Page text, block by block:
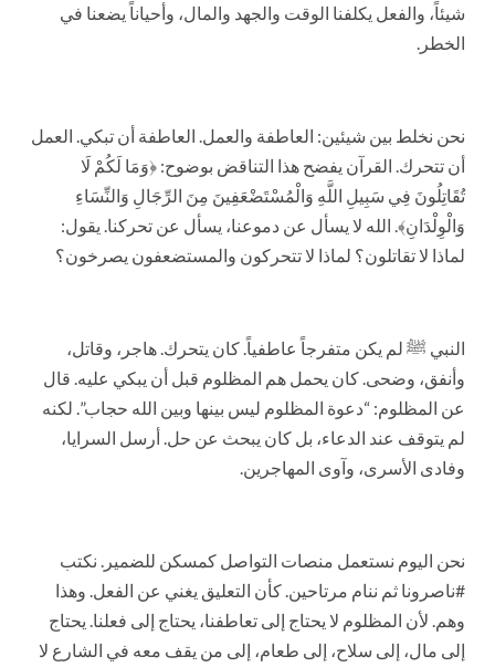
شيئاً، والفعل يكلفنا الوقت والجهد والمال، وأحياناً يضعنا في
الخطر.
نحن نخلط بين شيئين: العاطفة والعمل. العاطفة أن تبكي. العمل
أن تتحرك. القرآن يفضح هذا التناقض بوضوح: ﴿وَمَا لَكُمْ لَا
تُقَاتِلُونَ فِي سَبِيلِ اللَّهِ وَالْمُسْتَضْعَفِينَ مِنَ الرِّجَالِ وَالنِّسَاءِ
وَالْوِلْدَانِ﴾. الله لا يسأل عن دموعنا، يسأل عن تحركنا. يقول:
لماذا لا تقاتلون؟ لماذا لا تتحركون والمستضعفون يصرخون؟
النبي ﷺ لم يكن متفرجاً عاطفياً. كان يتحرك. هاجر، وقاتل،
وأنفق، وضحى. كان يحمل هم المظلوم قبل أن يبكي عليه. قال
عن المظلوم: “دعوة المظلوم ليس بينها وبين الله حجاب”. لكنه
لم يتوقف عند الدعاء، بل كان يبحث عن حل. أرسل السرايا،
وفادى الأسرى، وآوى المهاجرين.
نحن اليوم نستعمل منصات التواصل كمسكن للضمير. نكتب
#ناصرونا ثم ننام مرتاحين. كأن التعليق يغني عن الفعل. وهذا
وهم. لأن المظلوم لا يحتاج إلى تعاطفنا، يحتاج إلى فعلنا. يحتاج
إلى مال، إلى سلاح، إلى طعام، إلى من يقف معه في الشارع لا